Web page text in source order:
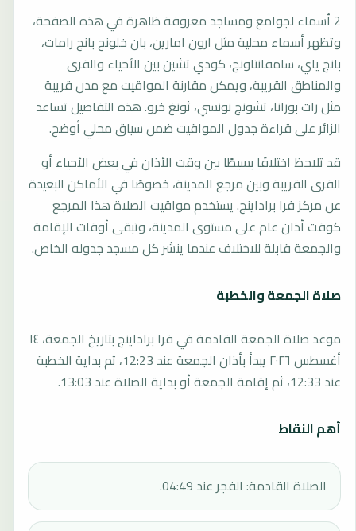
2 أسماء لجوامع ومساجد معروفة ظاهرة في هذه الصفحة،
وتظهر أسماء محلية مثل ارون امارين، بان خلونج بانج رامات،
بانج ياي، سامفانتاونج، كودي تشين بين الأحياء والقرى
والمناطق القريبة، ويمكن مقارنة المواقيت مع مدن قريبة
مثل رات بورانا، تشونج نونسي، ثونغ خرو. هذه التفاصيل تساعد
الزائر على قراءة جدول المواقيت ضمن سياق محلي أوضح.
قد تلاحظ اختلافًا بسيطًا بين وقت الأذان في بعض الأحياء أو
القرى القريبة وبين مرجع المدينة، خصوصًا في الأماكن البعيدة
عن مركز فرا براداينج. يستخدم مواقيت الصلاة هذا المرجع
كوقت أذان عام على مستوى المدينة، وتبقى أوقات الإقامة
والجمعة قابلة للاختلاف عندما ينشر كل مسجد جدوله الخاص.
صلاة الجمعة والخطبة
موعد صلاة الجمعة القادمة في فرا براداينج بتاريخ الجمعة، ١٤
أغسطس ٢٠٢٦ يبدأ بأذان الجمعة عند 12:23، ثم بداية الخطبة
عند 12:33، ثم إقامة الجمعة أو بداية الصلاة عند 13:03.
أهم النقاط
الصلاة القادمة: الفجر عند 04:49.